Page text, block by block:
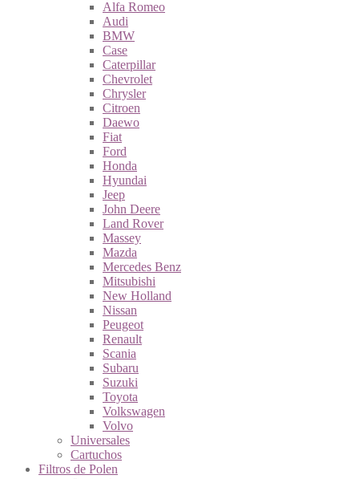
Alfa Romeo
Audi
BMW
Case
Caterpillar
Chevrolet
Chrysler
Citroen
Daewo
Fiat
Ford
Honda
Hyundai
Jeep
John Deere
Land Rover
Massey
Mazda
Mercedes Benz
Mitsubishi
New Holland
Nissan
Peugeot
Renault
Scania
Subaru
Suzuki
Toyota
Volkswagen
Volvo
Universales
Cartuchos
Filtros de Polen